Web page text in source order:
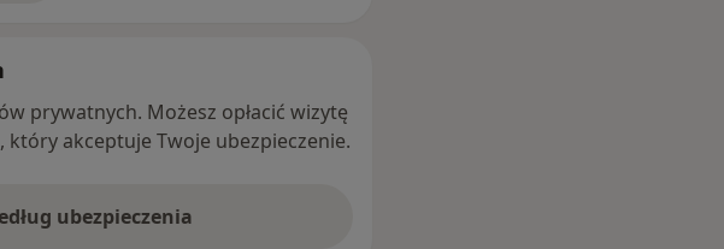
prywatnych. Możesz opłacić wizytę
akceptuje Twoje ubezpieczenie.
ubezpieczenia